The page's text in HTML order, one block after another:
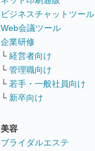
ビジネスチャットツール
Web会議ツール
企業研修
└ 経営者向け
└ 管理職向け
└ 若手・一般社員向け
└ 新卒向け
美容
ブライダルエステ